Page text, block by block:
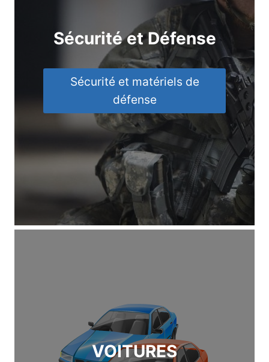
Sécurité et Défense
Sécurité et matériels de
défense
VOITURES